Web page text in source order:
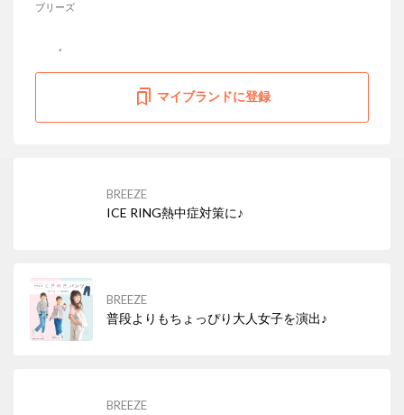
ブリーズ
マイブランドに登録
BREEZE
ICE RING熱中症対策に♪
BREEZE
普段よりもちょっぴり大人女子を演出♪
BREEZE